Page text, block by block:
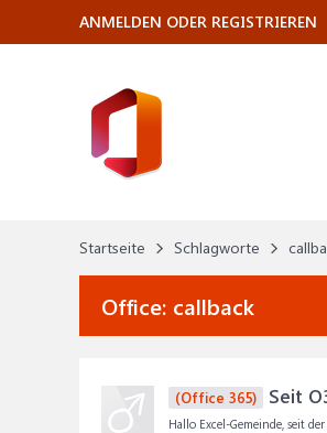
Startseite Schlagworte
Office: callback
(Office 365) Seit
Hallo Excel-Gemeinde, seit
ANMELDEN ODER REGISTRIEREN